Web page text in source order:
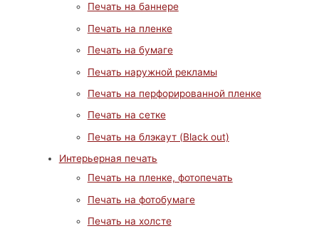
Печать на баннере
Печать на пленке
Печать на бумаге
Печать наружной рекламы
Печать на перфорированной пленке
Печать на сетке
Печать на блэкаут (Black out)
Интерьерная печать
Печать на пленке, фотопечать
Печать на фотобумаге
Печать на холсте